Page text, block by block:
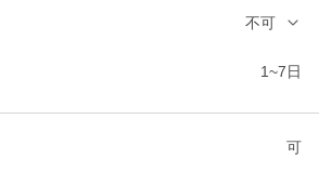
不可
1~7日
可